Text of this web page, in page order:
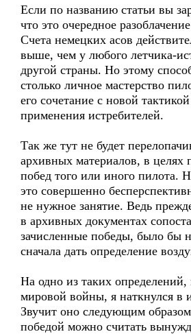
Если по названию статьи вы
что это очередное
Счета немецких асов
выше, чем у любого летчика-
другой страны. Но этому
столько личное мастерство
его сочетание с новой
применения истребителей.
Так же тут не будет
архивных материалов, в целях
побед того или иного пилота.
это совершенно
не нужное занятие. Ведь
в архивных документах
зачисленные победы, было бы
сначала дать определение
На одно из таких определений,
мировой войны, я наткнулся в
Звучит оно следующим
победой можно считать